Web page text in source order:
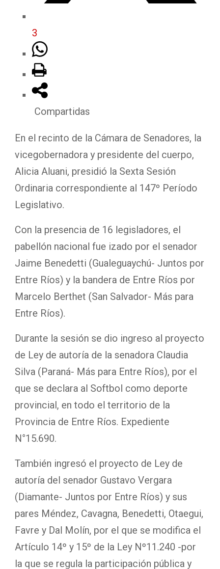
3
Compartidas
En el recinto de la Cámara de Senadores, la
vicegobernadora y presidente del cuerpo,
Alicia Aluani, presidió la Sexta Sesión
Ordinaria correspondiente al 147º Período
Legislativo.
Con la presencia de 16 legisladores, el
pabellón nacional fue izado por el senador
Jaime Benedetti (Gualeguaychú- Juntos por
Entre Ríos) y la bandera de Entre Ríos por
Marcelo Berthet (San Salvador- Más para
Entre Ríos).
Durante la sesión se dio ingreso al proyecto
de Ley de autoría de la senadora Claudia
Silva (Paraná- Más para Entre Ríos), por el
que se declara al Softbol como deporte
provincial, en todo el territorio de la
Provincia de Entre Ríos. Expediente
N°15.690.
También ingresó el proyecto de Ley de
autoría del senador Gustavo Vergara
(Diamante- Juntos por Entre Ríos) y sus
pares Méndez, Cavagna, Benedetti, Otaegui,
Favre y Dal Molín, por el que se modifica el
Artículo 14º y 15º de la Ley Nº11.240 -por
la que se regula la participación pública y